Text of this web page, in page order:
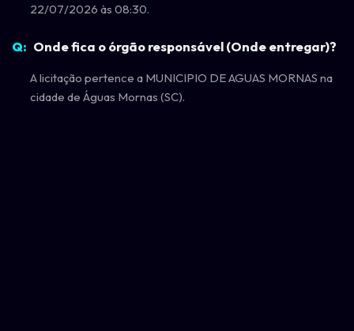
22/07/2026 às 08:30.
Onde fica o órgão responsável (Onde entregar)?
A licitação pertence a MUNICIPIO DE AGUAS MORNAS na
cidade de Águas Mornas (SC).